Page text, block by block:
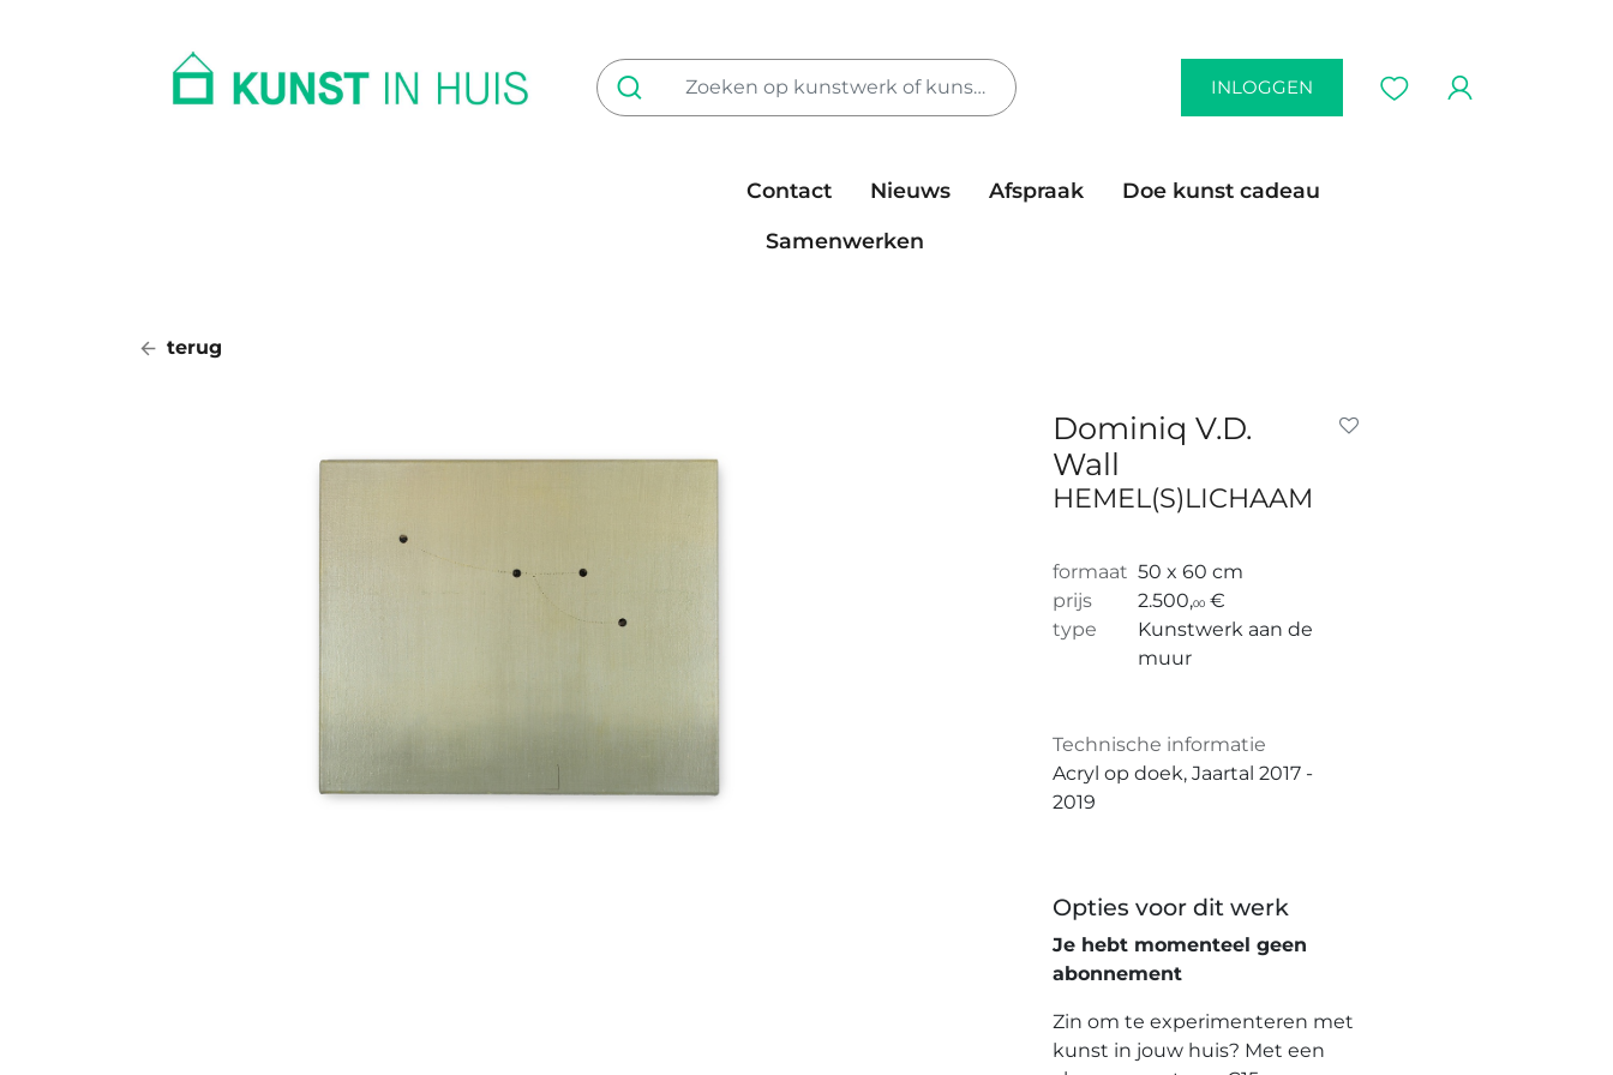
INLOGGEN
Contact Nieuws Afspraak
Doe kunst cadeau
Samenwerken
terug
Dominiq V.D.
Wall
HEMEL(S)LICHAAM
formaat 50 x 60 cm
prijs
2.500,00 €
type
Kunstwerk aan de
muur
Technische informatie
Acryl op doek, Jaartal 2017 -
2019
Opties voor dit werk
Je hebt momenteel geen
abonnement
Zin om te experimenteren met
kunst in jouw huis? Met een